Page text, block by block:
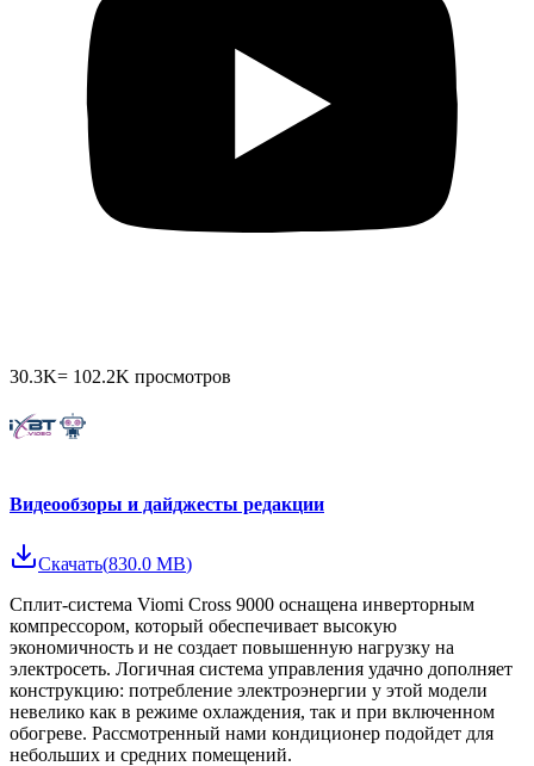
30.3K= 102.2K просмотров
Видеообзоры и дайджесты редакции
Скачать(830.0 MB)
Сплит-система Viomi Cross 9000 оснащена инверторным
компрессором, который обеспечивает высокую
экономичность и не создает повышенную нагрузку на
электросеть. Логичная система управления удачно дополняет
конструкцию: потребление электроэнергии у этой модели
невелико как в режиме охлаждения, так и при включенном
обогреве. Рассмотренный нами кондиционер подойдет для
небольших и средних помещений.